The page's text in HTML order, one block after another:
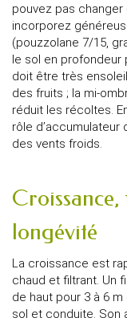
pouvez pas
incorporez
(pouzzolane 7/15,
le sol en profondeur
doit être très
des fruits ; la mi-
réduit les récoltes.
rôle d’accumulateur
des vents froids.
longévité
La croissance est
chaud et filtrant. Un
de haut pour 3 à 6
sol et conduite. Son